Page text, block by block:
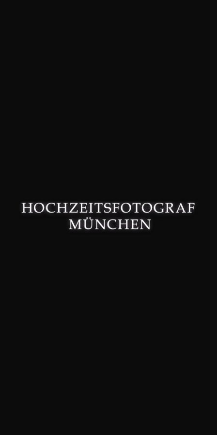
Datenschutzerklärung–Impressum
Made with 🤍 in München.